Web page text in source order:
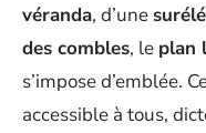
véranda, d’une
des combles, le plan
s’impose d’emblée.
accessible à tous,